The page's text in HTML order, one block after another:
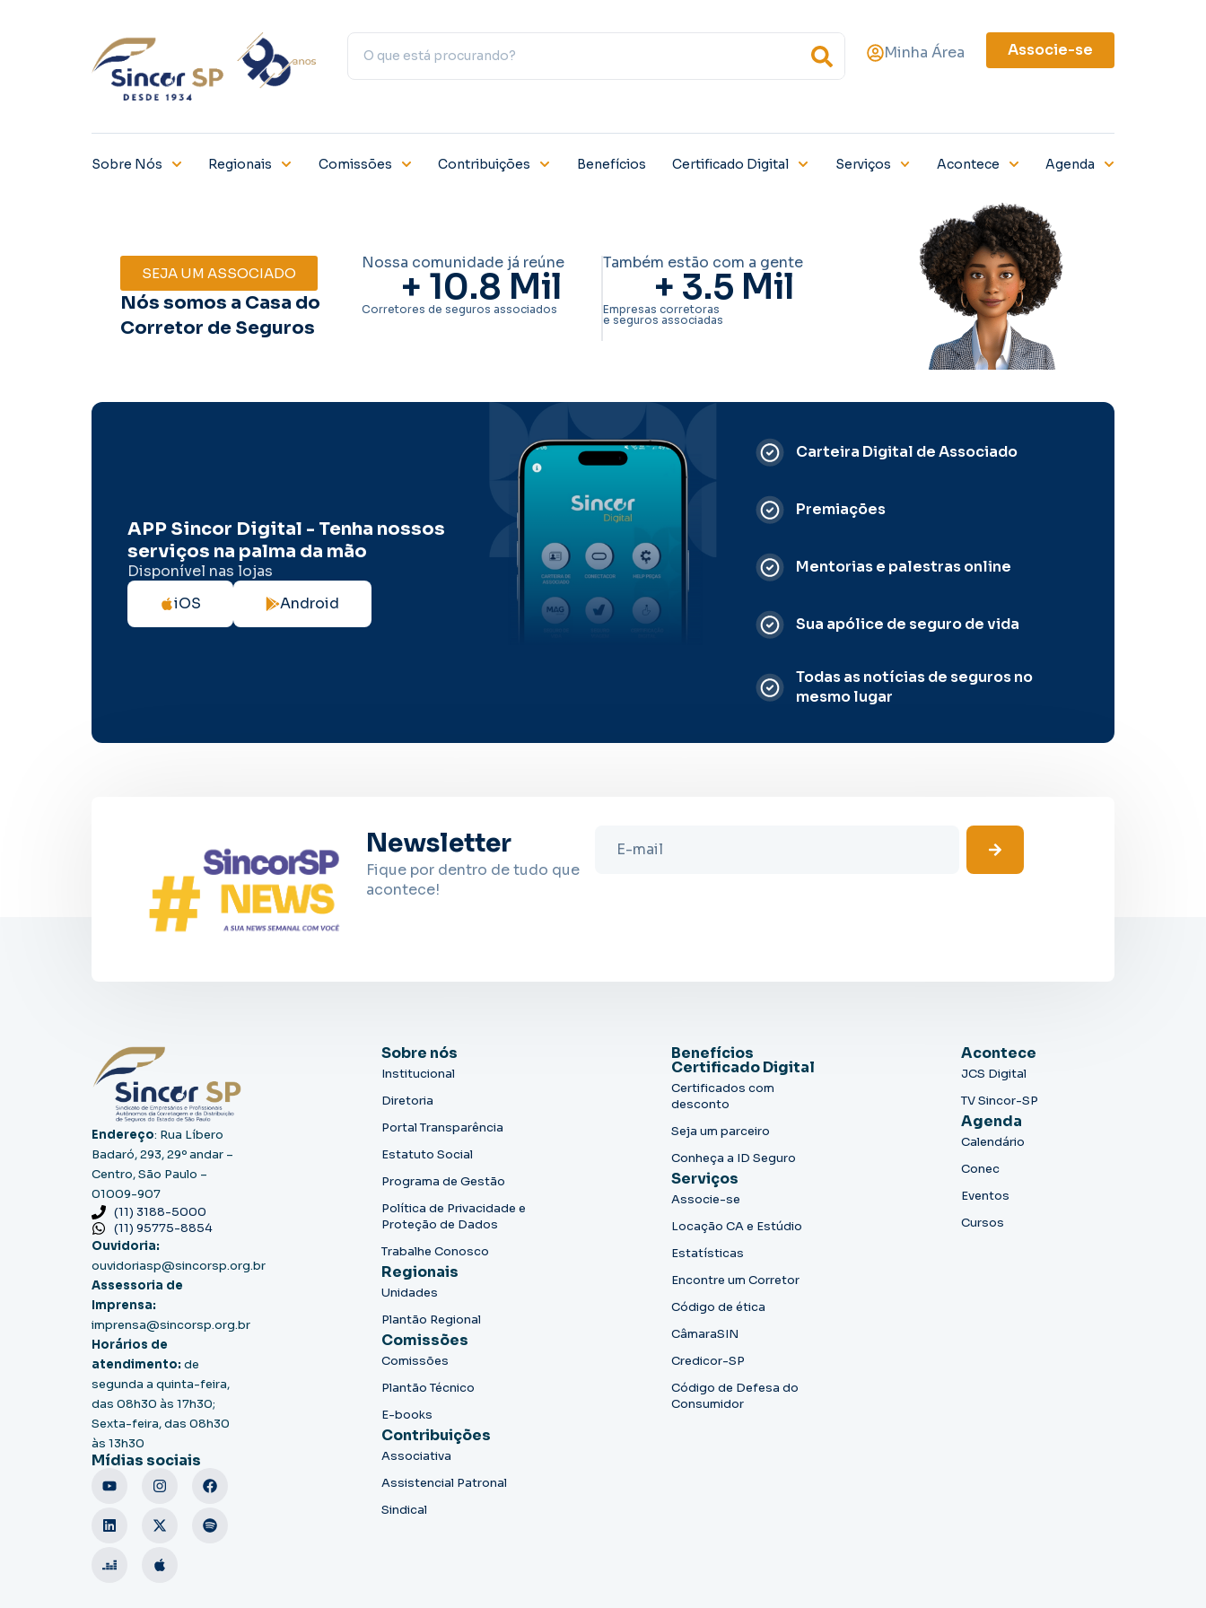
Minha Área Associe-se
Sobre Nós Regionais Comissões Contribuições Benefícios Certificado Digital Serviços Acontece Agenda
SEJA UM ASSOCIADO
Nós somos a Casa do
Corretor de Seguros
Nossa comunidade já reúne
+ 10.8 Mil
Corretores de seguros associados
Também estão com a gente
+ 3.5 Mil
Empresas corretoras
e seguros associadas
APP Sincor Digital - Tenha nossos
serviços na palma da mão
Disponível nas lojas
iOS
Android
Carteira Digital de Associado
Premiações
Mentorias e palestras online
Sua apólice de seguro de vida
Todas as notícias de seguros no
mesmo lugar
Newsletter
Fique por dentro de tudo que
acontece!
Endereço: Rua Líbero
Badaró, 293, 29º andar –
Centro, São Paulo –
01009-907
(11) 3188-5000
(11) 95775-8854
Ouvidoria:
ouvidoriasp@sincorsp.org.br
Assessoria de
Imprensa:
imprensa@sincorsp.org.br
Horários de
atendimento: de
segunda a quinta-feira,
das 08h30 às 17h30;
Sexta-feira, das 08h30
às 13h30
Mídias sociais
Sobre nós
Institucional
Diretoria
Portal Transparência
Estatuto Social
Programa de Gestão
Política de Privacidade e
Proteção de Dados
Trabalhe Conosco
Regionais
Unidades
Plantão Regional
Comissões
Comissões
Plantão Técnico
E-books
Contribuições
Associativa
Assistencial Patronal
Sindical
Benefícios
Certificado Digital
Certificados com
desconto
Seja um parceiro
Conheça a ID Seguro
Serviços
Associe-se
Locação CA e Estúdio
Estatísticas
Encontre um Corretor
Código de ética
CâmaraSIN
Credicor-SP
Código de Defesa do
Consumidor
Acontece
JCS Digital
TV Sincor-SP
Agenda
Calendário
Conec
Eventos
Cursos